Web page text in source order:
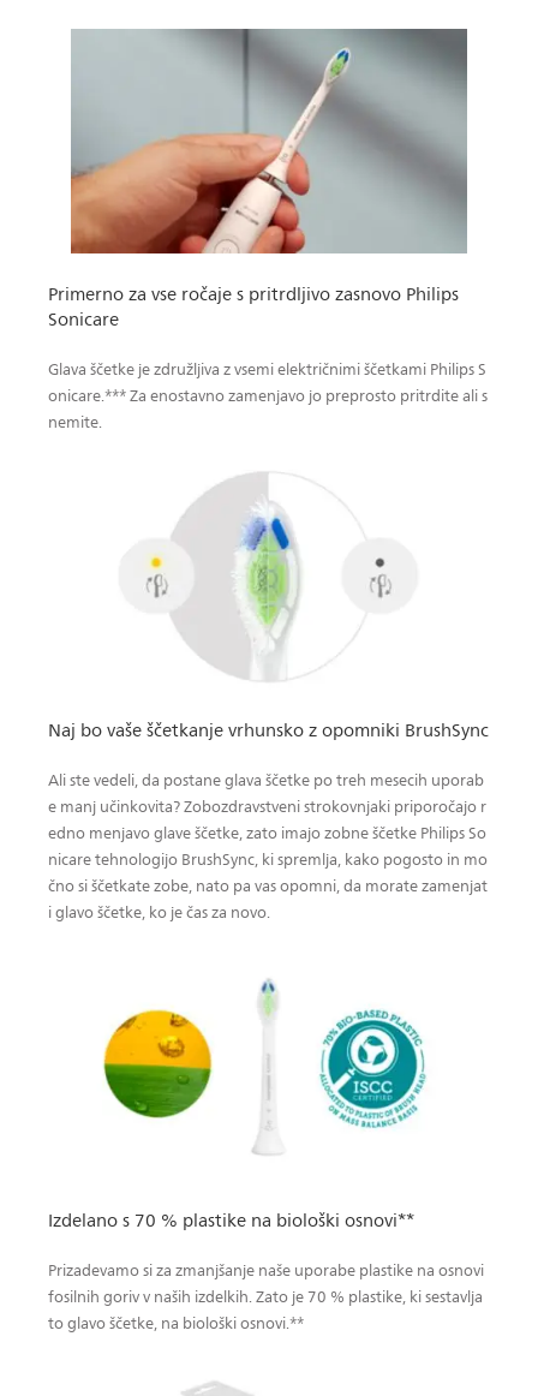
Primerno za vse ročaje s pritrdljivo zasnovo Philips
Sonicare
Glava ščetke je združljiva z vsemi električnimi ščetkami Philips S
onicare.*** Za enostavno zamenjavo jo preprosto pritrdite ali s
nemite.
Naj bo vaše ščetkanje vrhunsko z opomniki BrushSync
Ali ste vedeli, da postane glava ščetke po treh mesecih uporab
e manj učinkovita? Zobozdravstveni strokovnjaki priporočajo r
edno menjavo glave ščetke, zato imajo zobne ščetke Philips So
nicare tehnologijo BrushSync, ki spremlja, kako pogosto in mo
čno si ščetkate zobe, nato pa vas opomni, da morate zamenjat
i glavo ščetke, ko je čas za novo.
Izdelano s 70 % plastike na biološki osnovi**
Prizadevamo si za zmanjšanje naše uporabe plastike na osnovi
fosilnih goriv v naših izdelkih. Zato je 70 % plastike, ki sestavlja
to glavo ščetke, na biološki osnovi.**